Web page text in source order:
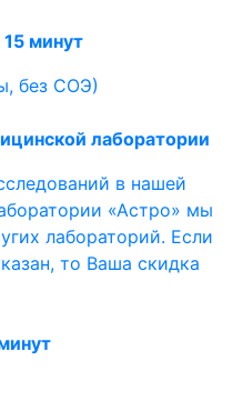
минут
без СОЭ)
лаборатории
в нашей
«Астро» мы
лабораторий. Если
то Ваша скидка